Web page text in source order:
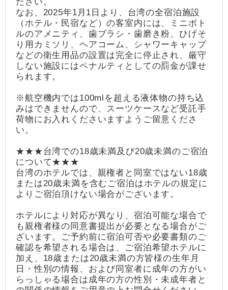
なお、2025年1月1日より、台湾の全宿泊施設
（ホテル・民宿など）の客室内には、ミニボト
ルのアメニティ、歯ブラシ・歯磨き粉、ひげそ
り用カミソリ、ヘアコーム、シャワーキャップ
などの衛生用品の設置は完全に停止され、厳守
しない施設にはペナルティとしての罰金が課せ
られます。
※航空機内では100mlを超える液体物の持ち込
みはできませんので、スーツケースなど受託手
荷物にお入れくださいますようご留意くださ
い。
★★★台湾での18歳未満及び20歳未満のご宿泊
について★★★
台湾のホテルでは、親権者と同室ではない18歳
または20歳未満を含むご宿泊はホテルの規定に
よりご宿泊頂けない場合がございます。
ホテルにより対応が異なり、宿泊可能な場合で
も親権者様の同意書提出が必要となる場合がご
ざいます。ご予約前に宿泊可否や必要書類のご
確認を希望される場合は、ご宿泊希望ホテルに
加え、18歳または20歳未満の方皆様の生年月
日・性別の情報、および同室者に成年の方がい
らっしゃる場合は成年の方の性別・未成年者と